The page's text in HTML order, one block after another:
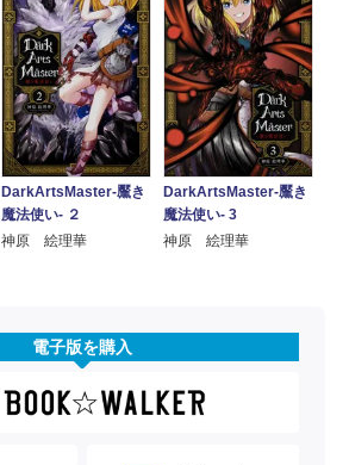
DarkArtsMaster-黶き
魔法使い- ２
神原 絵理華
DarkArtsMaster-黶き
魔法使い- 3
神原 絵理華
電子版を購入